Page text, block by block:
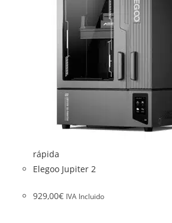
rápida
Elegoo Jupiter 2
929,00€ IVA Incluido